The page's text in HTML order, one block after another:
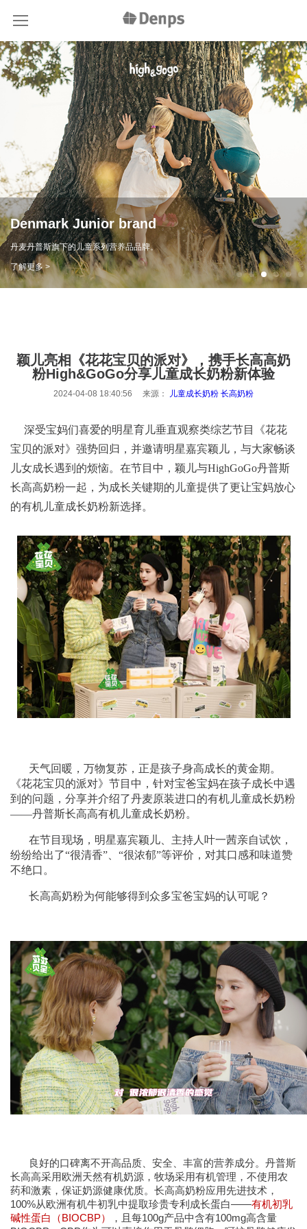
Denmark Junior brand
丹麦丹普斯旗下的儿童系列营养品品牌。
了解更多 >
颖儿亮相《花花宝贝的派对》，携手长高高奶
粉High&GoGo分享儿童成长奶粉新体验
2024-04-08 18:40:56 来源： 儿童成长奶粉 长高奶粉
深受宝妈们喜爱的明星育儿垂直观察类综艺节目《花花
宝贝的派对》强势回归，并邀请明星嘉宾颖儿，与大家畅谈
儿女成长遇到的烦恼。在节目中，颖儿与HighGoGo丹普斯
长高高奶粉一起，为成长关键期的儿童提供了更让宝妈放心
的有机儿童成长奶粉新选择。
天气回暖，万物复苏，正是孩子身高成长的黄金期。
《花花宝贝的派对》节目中，针对宝爸宝妈在孩子成长中遇
到的问题，分享并介绍了丹麦原装进口的有机儿童成长奶粉
——丹普斯长高高有机儿童成长奶粉。
在节目现场，明星嘉宾颖儿、主持人叶一茜亲自试饮，
纷纷给出了“很清香”、“很浓郁”等评价，对其口感和味道赞
不绝口。
长高高奶粉为何能够得到众多宝爸宝妈的认可呢？
良好的口碑离不开高品质、安全、丰富的营养成分。 丹普斯
长高高采用欧洲天然有机奶源 ，牧场采用有机管理，不使用农
药和激素，保证奶源健康优质。长高高奶粉应用先进技术，
100%从欧洲有机牛初乳中提取珍贵专利成长蛋白——有机初乳
碱性蛋白（BIOCBP）
，且每100g产品中含有100mg高含量